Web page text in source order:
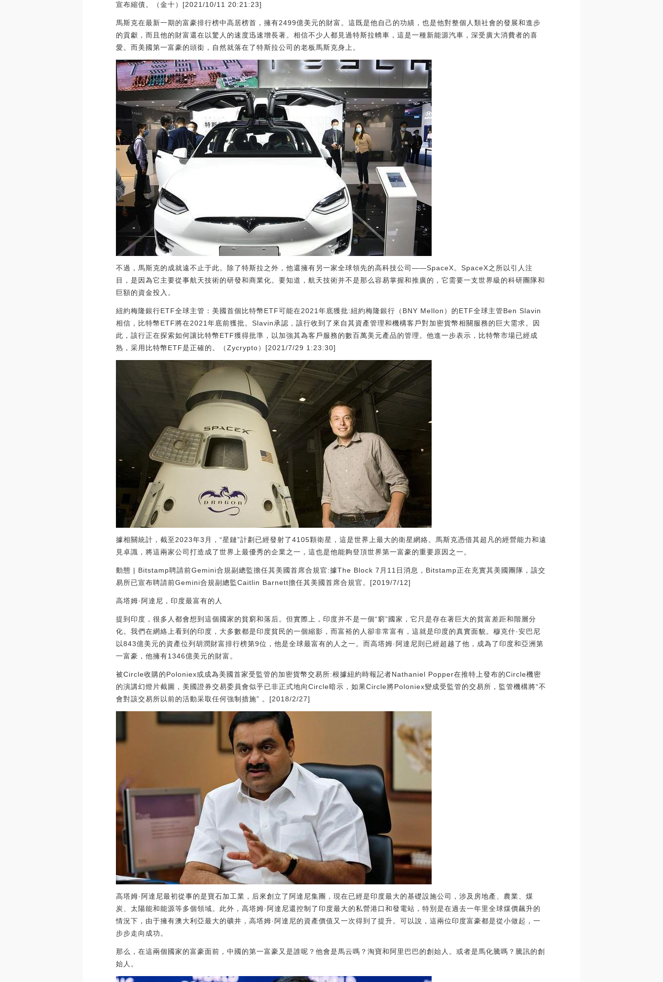
宣布縮債。（金十）[2021/10/11 20:21:23]
馬斯克在最新一期的富豪排行榜中高居榜首，擁有2499億美元的財富。這既是他自己的功績，也是他對整個人類社會的發展和進步
的貢獻，而且他的財富還在以驚人的速度迅速增長著。相信不少人都見過特斯拉轎車，這是一種新能源汽車，深受廣大消費者的喜
愛。而美國第一富豪的頭銜，自然就落在了特斯拉公司的老板馬斯克身上。
不過，馬斯克的成就遠不止于此。除了特斯拉之外，他還擁有另一家全球領先的高科技公司——SpaceX。SpaceX之所以引人注
目，是因為它主要從事航天技術的研發和商業化。要知道，航天技術并不是那么容易掌握和推廣的，它需要一支世界級的科研團隊和
巨額的資金投入。
紐約梅隆銀行ETF全球主管：美國首個比特幣ETF可能在2021年底獲批:紐約梅隆銀行（BNY Mellon）的ETF全球主管Ben Slavin
相信，比特幣ETF將在2021年底前獲批。Slavin承認，該行收到了來自其資產管理和機構客戶對加密貨幣相關服務的巨大需求。因
此，該行正在探索如何讓比特幣ETF獲得批準，以加強其為客戶服務的數百萬美元產品的管理。他進一步表示，比特幣市場已經成
熟，采用比特幣ETF是正確的。（Zycrypto）[2021/7/29 1:23:30]
據相關統計，截至2023年3月，“星鏈”計劃已經發射了4105顆衛星，這是世界上最大的衛星網絡。馬斯克憑借其超凡的經營能力和遠
見卓識，將這兩家公司打造成了世界上最優秀的企業之一，這也是他能夠登頂世界第一富豪的重要原因之一。
動態 | Bitstamp聘請前Gemini合規副總監擔任其美國首席合規官:據The Block 7月11日消息，Bitstamp正在充實其美國團隊，該交
易所已宣布聘請前Gemini合規副總監Caitlin Barnett擔任其美國首席合規官。[2019/7/12]
高塔姆·阿達尼，印度最富有的人
提到印度，很多人都會想到這個國家的貧窮和落后。但實際上，印度并不是一個“窮”國家，它只是存在著巨大的貧富差距和階層分
化。我們在網絡上看到的印度，大多數都是印度貧民的一個縮影，而富裕的人卻非常富有，這就是印度的真實面貌。穆克什·安巴尼
以843億美元的資產位列胡潤財富排行榜第9位，他是全球最富有的人之一。而高塔姆·阿達尼則已經超越了他，成為了印度和亞洲第
一富豪，他擁有1346億美元的財富。
被Circle收購的Poloniex或成為美國首家受監管的加密貨幣交易所:根據紐約時報記者Nathaniel Popper在推特上發布的Circle機密
的演講幻燈片截圖，美國證券交易委員會似乎已非正式地向Circle暗示，如果Circle將Poloniex變成受監管的交易所，監管機構將“不
會對該交易所以前的活動采取任何強制措施” 。[2018/2/27]
高塔姆·阿達尼最初從事的是寶石加工業，后來創立了阿達尼集團，現在已經是印度最大的基礎設施公司，涉及房地產、農業、煤
炭、太陽能和能源等多個領域。此外，高塔姆·阿達尼還控制了印度最大的私營港口和發電站，特別是在過去一年里全球煤價飆升的
情況下，由于擁有澳大利亞最大的礦井，高塔姆·阿達尼的資產價值又一次得到了提升。可以說，這兩位印度富豪都是從小做起，一
步步走向成功。
那么，在這兩個國家的富豪面前，中國的第一富豪又是誰呢？他會是馬云嗎？淘寶和阿里巴巴的創始人。或者是馬化騰嗎？騰訊的創
始人。